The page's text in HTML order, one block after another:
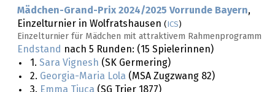
Mädchen-Grand-Prix 2024/2025 Vorrunde Bayern,
Einzelturnier in Wolfratshausen ( ICS)
Einzelturnier für Mädchen mit attraktivem Rahmenprogramm
Endstand nach 5 Runden: (15 Spielerinnen)
1. Sara Vignesh (SK Germering)
2. Georgia-Maria Lola (MSA Zugzwang 82)
3. Emma Tiuca (SG Trier 1877)